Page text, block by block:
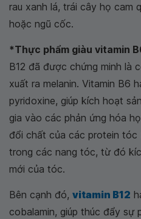
rau xanh lá, trái cây họ cam
hoặc ngũ cốc.
*Thực phẩm giàu vitamin
B12 đã được chứng minh là
xuất ra melanin. Vitamin B6
pyridoxine, giúp kích hoạt
gia vào các phản ứng hóa
đổi chất của các protein tóc
trong các nang tóc, từ đó
mới của tóc.
Bên cạnh đó, vitamin B12
cobalamin, giúp thúc đẩy sự